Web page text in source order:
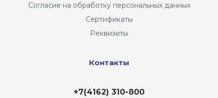
Согласие на обработку персональных данных
Сертификаты
Реквизиты
Контакты
+7(4162) 310-800